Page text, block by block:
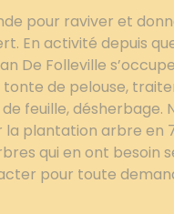
pour raviver et
En activité depuis
De Folleville
de pelouse,
feuille, désherbage.
plantation arbre en
qui en ont besoin
pour toute